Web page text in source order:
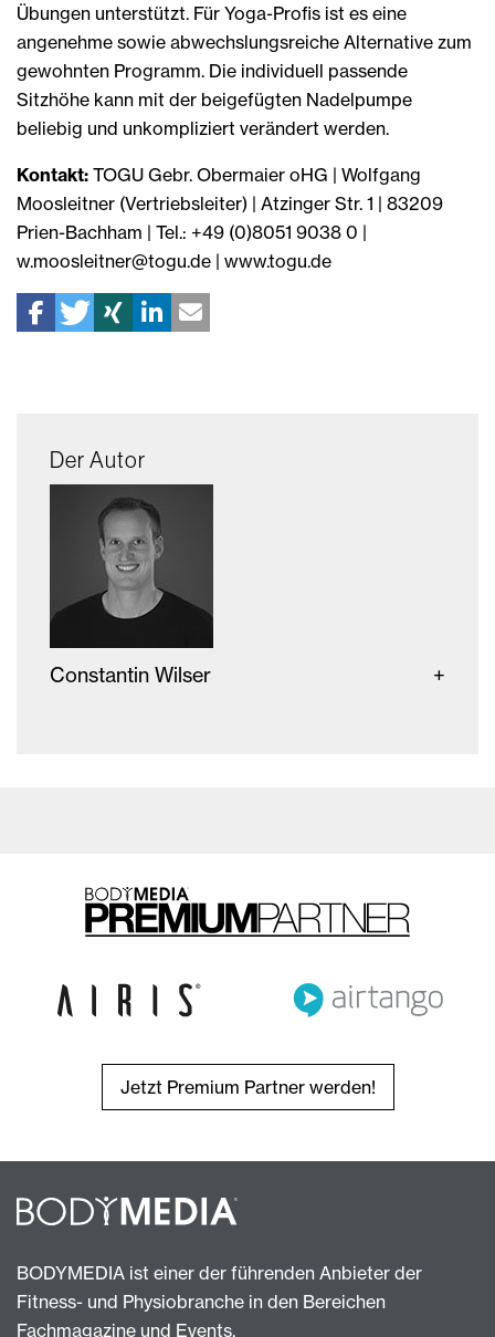
Übungen unterstützt. Für Yoga-Profis ist es eine
angenehme sowie abwechslungsreiche Alternative zum
gewohnten Programm. Die individuell passende
Sitzhöhe kann mit der beigefügten Nadelpumpe
beliebig und unkompliziert verändert werden.
Kontakt: TOGU Gebr. Obermaier oHG | Wolfgang
Moosleitner (Vertriebsleiter) | Atzinger Str. 1 | 83209
Prien-Bachham | Tel.: +49 (0)8051 9038 0 |
w.moosleitner@togu.de | www.togu.de
Der Autor
Constantin Wilser
Jetzt Premium Partner werden!
BODYMEDIA ist einer der führenden Anbieter der
Fitness- und Physiobranche in den Bereichen
Fachmagazine und Events.